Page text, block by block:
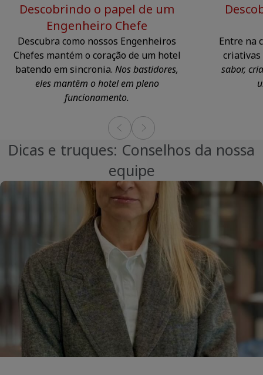
Descobrindo o papel de um
Engenheiro Chefe
Descubra como nossos Engenheiros
Chefes mantém o coração de um hotel
batendo em sincronia. Nos bastidores,
eles mantêm o hotel em pleno
funcionamento.
Entre na
sabor,
Dicas e truques: Conselhos da nossa
equipe